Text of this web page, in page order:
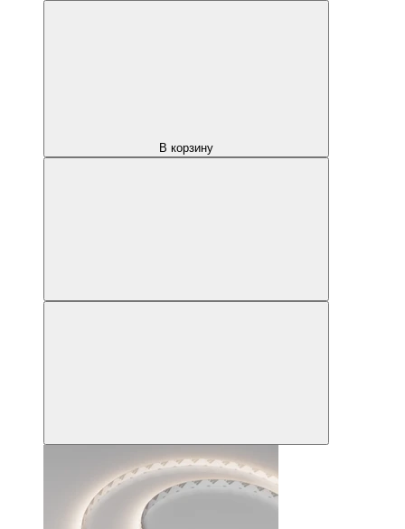
В корзину